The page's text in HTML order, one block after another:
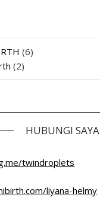
(6)
(2)
HUBUNGI SAYA
twindroplets
liyana-helmy